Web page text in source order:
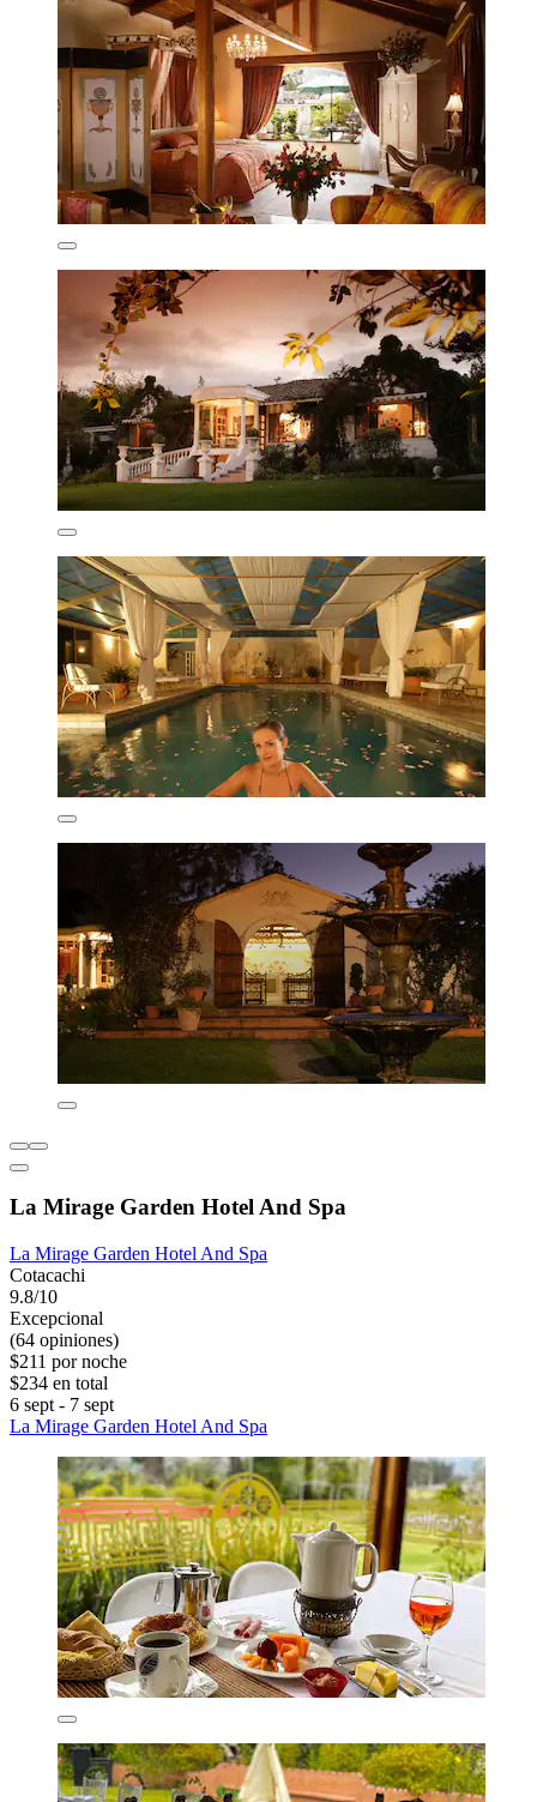
La Mirage Garden Hotel And Spa
La Mirage Garden Hotel And Spa
Cotacachi
9.8/10
Excepcional
(64 opiniones)
$211 por noche
$234 en total
6 sept - 7 sept
La Mirage Garden Hotel And Spa